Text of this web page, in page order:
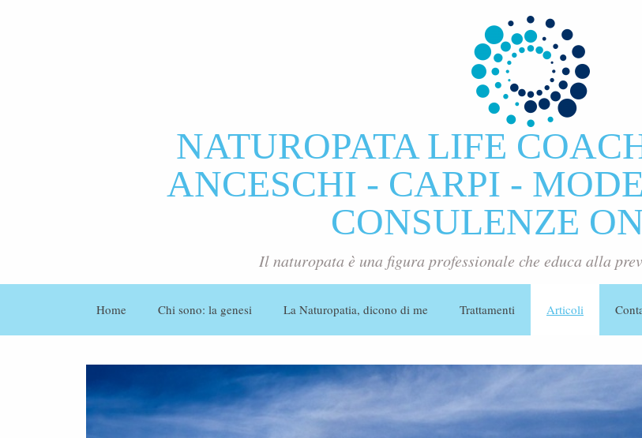
NATUROPATA LIFE
ANCESCHI - CARPI -
CONSULENZE
Il naturopata è una figura professionale che educa alla
Home Chi sono: la genesi La Naturopatia, dicono di me Trattamenti Articoli